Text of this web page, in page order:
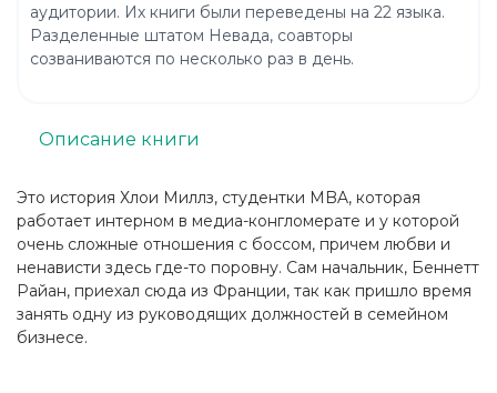
Это история Хлои Миллз, студентки MBA, которая
работает интерном в медиа-конгломерате и у которой
очень сложные отношения с боссом, причем любви и
ненависти здесь где-то поровну. Сам начальник, Беннетт
Райан, приехал сюда из Франции, так как пришло время
занять одну из руководящих должностей в семейном
бизнесе.
Описание книги
аудитории. Их книги были переведены на 22 языка.
Разделенные штатом Невада, соавторы
созваниваются по несколько раз в день.